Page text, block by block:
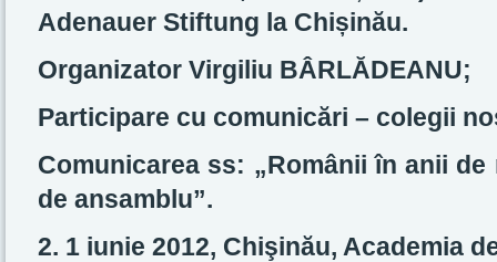
Adenauer Stiftung la Chișinău.
Organizator Virgiliu BÂRLĂDEANU;
Participare cu comunicări – colegii
Comunicarea ss: „Românii în anii
de ansamblu”.
2. 1 iunie 2012, Chişinău, Academia